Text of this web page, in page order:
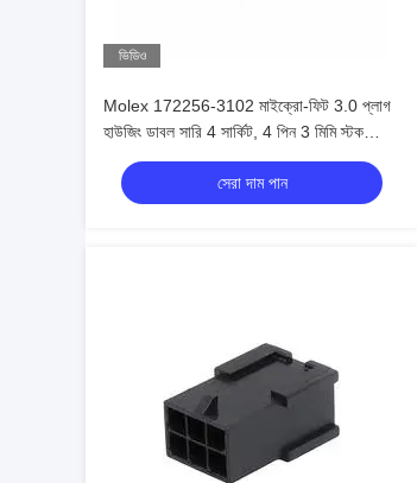
ভিডিও
Molex 172256-3102 মাইক্রো-ফিট 3.0 প্লাগ
হাউজিং ডাবল সারি 4 সার্কিট, 4 পিন 3 মিমি স্টক
172256-3102
সেরা দাম পান